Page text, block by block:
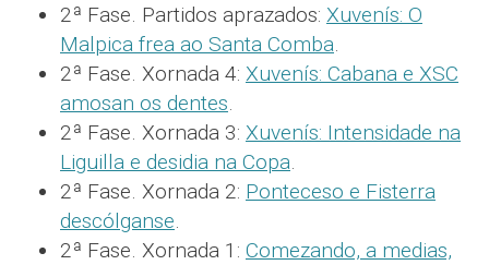
2ª Fase. Partidos aprazados: Xuvenís: O
Malpica frea ao Santa Comba.
2ª Fase. Xornada 4: Xuvenís: Cabana e XSC
amosan os dentes.
2ª Fase. Xornada 3: Xuvenís: Intensidade na
Liguilla e desidia na Copa.
2ª Fase. Xornada 2: Ponteceso e Fisterra
descólganse.
2ª Fase. Xornada 1: Comezando, a medias,